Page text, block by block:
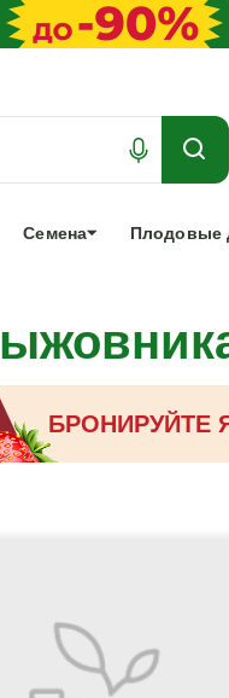
Семена Плодовые
БРОНИРУЙТЕ